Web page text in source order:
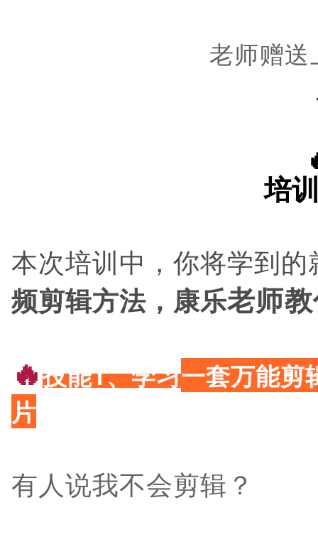
老师赠送
培
本次培训中，你将学到的
频剪辑方法，康乐老师
🔥技能1、学习一套万能剪
片
有人说我不会剪辑？